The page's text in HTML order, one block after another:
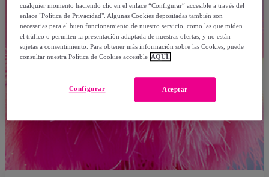
cualquier momento haciendo clic en el enlace “Configurar” accesible a través del
enlace "Política de Privacidad". Algunas Cookies depositadas también son
necesarias para el buen funcionamiento de nuestro servicio, como las que miden
el tráfico o permiten la presentación adaptada de nuestras ofertas, y no están
sujetas a consentimiento. Para obtener más información sobre las Cookies, puede
consultar nuestra Política de Cookies accesible AQUÍ.
Aceptar
Configurar